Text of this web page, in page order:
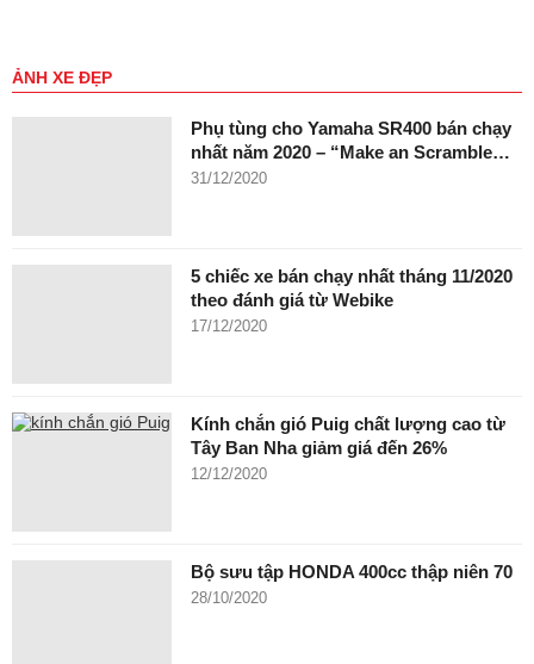
ẢNH XE ĐẸP
Phụ tùng cho Yamaha SR400 bán chạy
nhất năm 2020 – “Make an Scramble…
31/12/2020
5 chiếc xe bán chạy nhất tháng 11/2020
theo đánh giá từ Webike
17/12/2020
Kính chắn gió Puig chất lượng cao từ
Tây Ban Nha giảm giá đến 26%
12/12/2020
Bộ sưu tập HONDA 400cc thập niên 70
28/10/2020